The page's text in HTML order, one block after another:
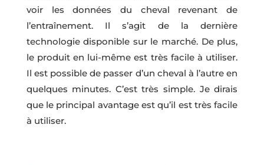
voir les données du cheval revenant de
l’entraînement. Il s’agit de la dernière
technologie disponible sur le marché. De plus,
le produit en lui-même est très facile à utiliser.
Il est possible de passer d’un cheval à l’autre en
quelques minutes. C’est très simple. Je dirais
que le principal avantage est qu’il est très facile
à utiliser.